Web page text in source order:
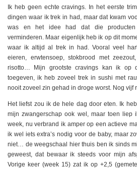
Ik heb geen echte cravings. In het eerste
dingen waar ik trek in had, maar dat kwam
was en het idee had dat die producten
verminderen. Maar eigenlijk heb ik op dit
waar ik altijd al trek in had. Vooral veel
eieren, erwtensoep, stokbrood met
risotto… Mijn grootste cravings kan ik op
toegeven, ik heb zoveel trek in sushi met
nooit zoveel zin gehad in droge worst. Nog
Het liefst zou ik de hele dag door eten. Ik
mijn zwangerschap ook wel, maar toen liep
week, nu verbrand ik amper op een actieve
ik wel iets extra’s nodig voor de baby, maar
niet… de weegschaal hier thuis ben ik sinds
geweest, dat bewaar ik steeds voor mijn
Vorige keer (week 15) zat ik op +2,5